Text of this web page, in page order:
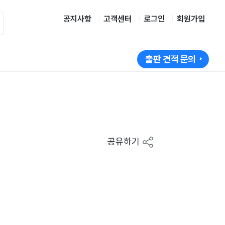
공지사항 고객센터 로그인 회원가입
출판 견적 문의
공유하기